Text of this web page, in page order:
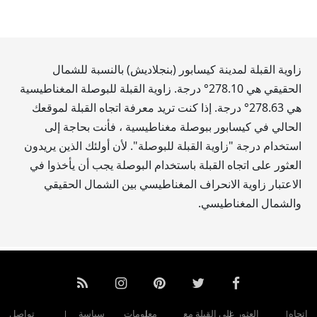
زاوية القبلة لمدينة كيسابور (بنجلاديش) بالنسبة للشمال
الحقيقي هي278.10° درجة. زاوية القبلة للبوصلة المغناطيسية
هي278.63° درجة. إذا كنت تريد معرفة اتجاه القبلة لموقعك
الحالي في كيسابور ببوصلة مغناطيسية ، فأنت بحاجة إلى
استخدام درجة "زاوية القبلة للبوصلة". لأن أولئك الذين يريدون
العثور على اتجاه القبلة باستخدام البوصلة يجب أن يأخذوا في
الاعتبار زاوية الانحراف المغناطيسي بين الشمال الحقيقي
والشمال المغناطيسي.
اتجاه العثور على القبلة مع معلومات سياسة تواصل